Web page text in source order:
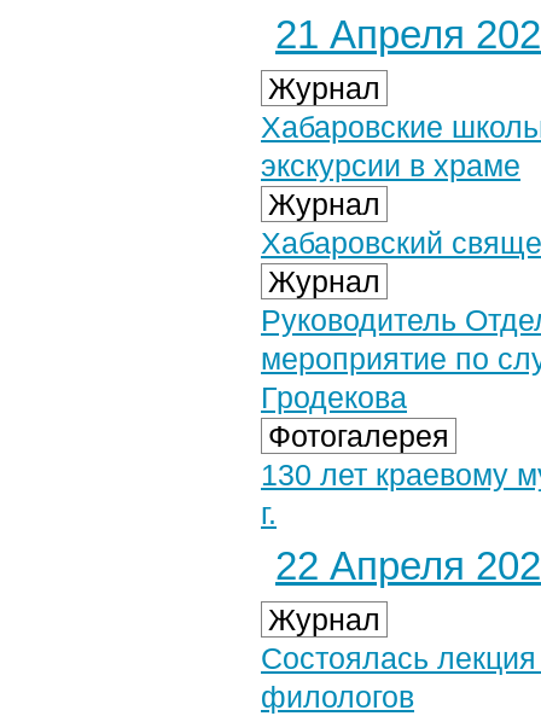
21 Апреля
Журнал
Хабаровские
экскурсии в храме
Журнал
Хабаровский
Журнал
Руководитель
мероприятие по
Гродекова
Фотогалерея
130 лет краевому
г.
22 Апреля
Журнал
Состоялась
филологов